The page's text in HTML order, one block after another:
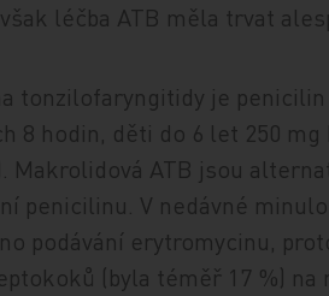
léčba ATB měla trvat
tonzilofaryngitidy je
8 hodin, děti do 6 let 250
Makrolidová ATB jsou
penicilinu. V nedávné
podávání erytromycinu,
(byla téměř 17 %)